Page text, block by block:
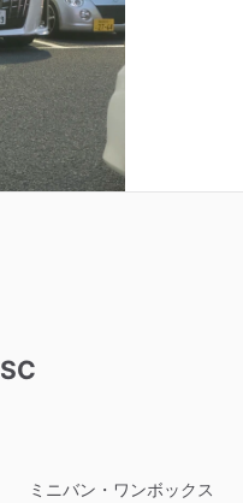
SC
ミニバン・ワンボックス